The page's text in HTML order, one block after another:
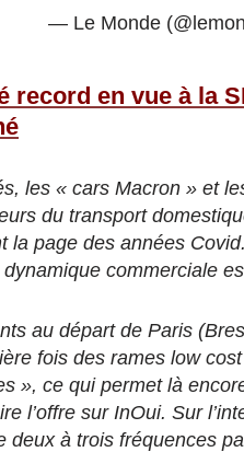
— Le Monde
record en vue à la
les « cars Macron » et
du transport
la page des années
commerciale
au départ de Paris
fois des rames low
», ce qui permet là
l’offre sur InOui. Sur
deux à trois fréquences